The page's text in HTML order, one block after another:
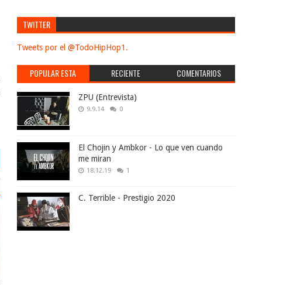
TWITTER
Tweets por el @TodoHipHop1.
POPULAR ESTA
SEMANA
RECIENTE COMENTARIOS
ZPU (Entrevista)
9.9.14 0
El Chojin y Ambkor - Lo que ven cuando
me miran
18.12.19 1
C. Terrible - Prestigio 2020